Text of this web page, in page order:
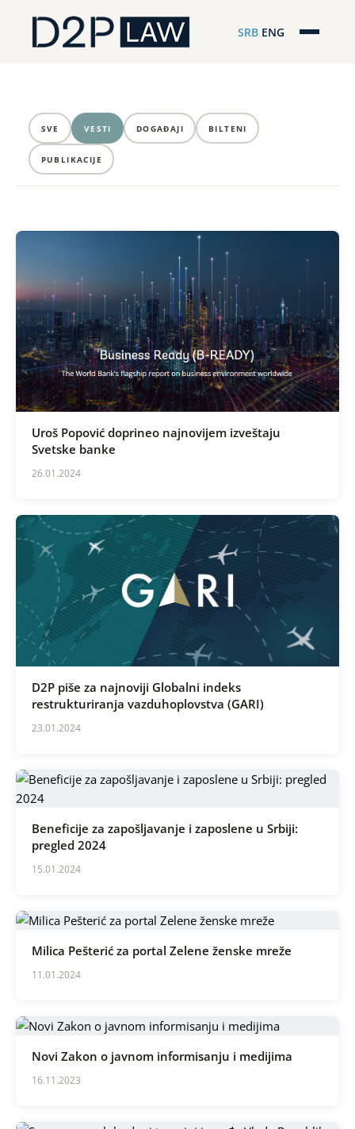
SRB ENG
Regionalna pokrivenost
Naš tim
Pro Bono
ESG
Karijera
Kontakt
SVE VESTI DOGAĐAJI BILTENI
PUBLIKACIJE
Uroš Popović doprineo najnovijem izveštaju
Svetske banke
26.01.2024
D2P piše za najnoviji Globalni indeks
restrukturiranja vazduhoplovstva (GARI)
23.01.2024
Beneficije za zapošljavanje i zaposlene u Srbiji:
pregled 2024
15.01.2024
Milica Pešterić za portal Zelene ženske mreže
11.01.2024
Novi Zakon o javnom informisanju i medijima
16.11.2023